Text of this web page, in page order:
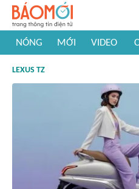
NÓNG MỚI VIDEO
#Khám phá thế giới
LEXUS TZ